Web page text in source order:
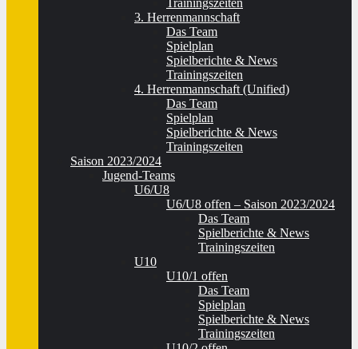
Trainingszeiten
3. Herrenmannschaft
Das Team
Spielplan
Spielberichte & News
Trainingszeiten
4. Herrenmannschaft (Unified)
Das Team
Spielplan
Spielberichte & News
Trainingszeiten
Saison 2023/2024
Jugend-Teams
U6/U8
U6/U8 offen – Saison 2023/2024
Das Team
Spielberichte & News
Trainingszeiten
U10
U10/1 offen
Das Team
Spielplan
Spielberichte & News
Trainingszeiten